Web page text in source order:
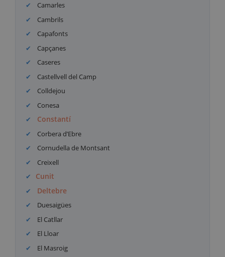
Camarles
Cambrils
Capafonts
Capçanes
Caseres
Castellvell del Camp
Colldejou
Conesa
Constantí
Corbera d’Ebre
Cornudella de Montsant
Creixell
Cunit
Deltebre
Duesaigües
El Catllar
El Lloar
El Masroig